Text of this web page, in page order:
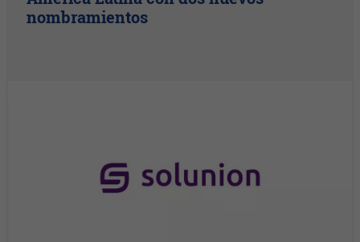
nombramientos